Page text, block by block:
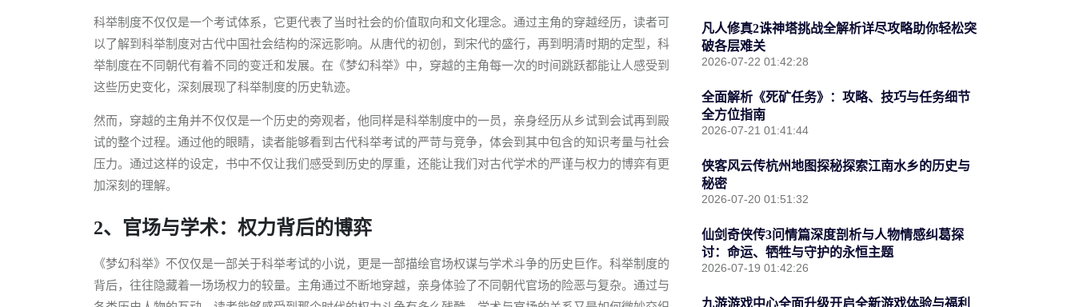
科举制度不仅仅是一个考试体系，它更代表了当时社会的价值取向和文化理念。通过主角的穿越经历，读者可
以了解到科举制度对古代中国社会结构的深远影响。从唐代的初创，到宋代的盛行，再到明清时期的定型，科
举制度在不同朝代有着不同的变迁和发展。在《梦幻科举》中，穿越的主角每一次的时间跳跃都能让人感受到
这些历史变化，深刻展现了科举制度的历史轨迹。
然而，穿越的主角并不仅仅是一个历史的旁观者，他同样是科举制度中的一员，亲身经历从乡试到会试再到殿
试的整个过程。通过他的眼睛，读者能够看到古代科举考试的严苛与竞争，体会到其中包含的知识考量与社会
压力。通过这样的设定，书中不仅让我们感受到历史的厚重，还能让我们对古代学术的严谨与权力的博弈有更
加深刻的理解。
2、官场与学术：权力背后的博弈
《梦幻科举》不仅仅是一部关于科举考试的小说，更是一部描绘官场权谋与学术斗争的历史巨作。科举制度的
背后，往往隐藏着一场场权力的较量。主角通过不断地穿越，亲身体验了不同朝代官场的险恶与复杂。通过与
凡人修真2诛神塔挑战全解析详尽攻略助你轻松突
破各层难关
2026-07-22 01:42:28
全面解析《死矿任务》：攻略、技巧与任务细节
全方位指南
2026-07-21 01:41:44
侠客风云传杭州地图探秘探索江南水乡的历史与
秘密
2026-07-20 01:51:32
仙剑奇侠传3问情篇深度剖析与人物情感纠葛探
讨：命运、牺牲与守护的永恒主题
2026-07-19 01:42:26
九游游戏中心全面升级开启全新游戏体验与福利